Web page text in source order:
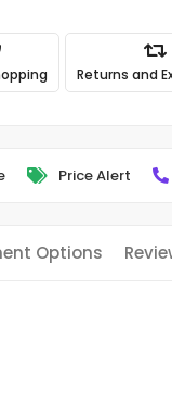
Returns and
Price Alert
Options